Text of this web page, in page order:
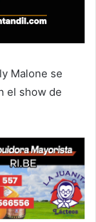
Malone se
el show de